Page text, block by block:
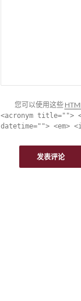
您可以使用这些
<acronym title="">
datetime=""> <em>